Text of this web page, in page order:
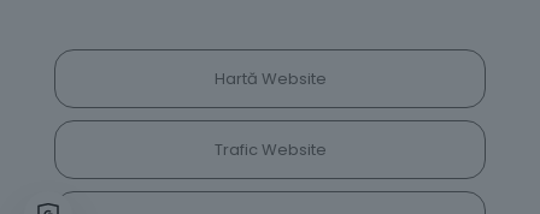
Hartă Website
Trafic Website